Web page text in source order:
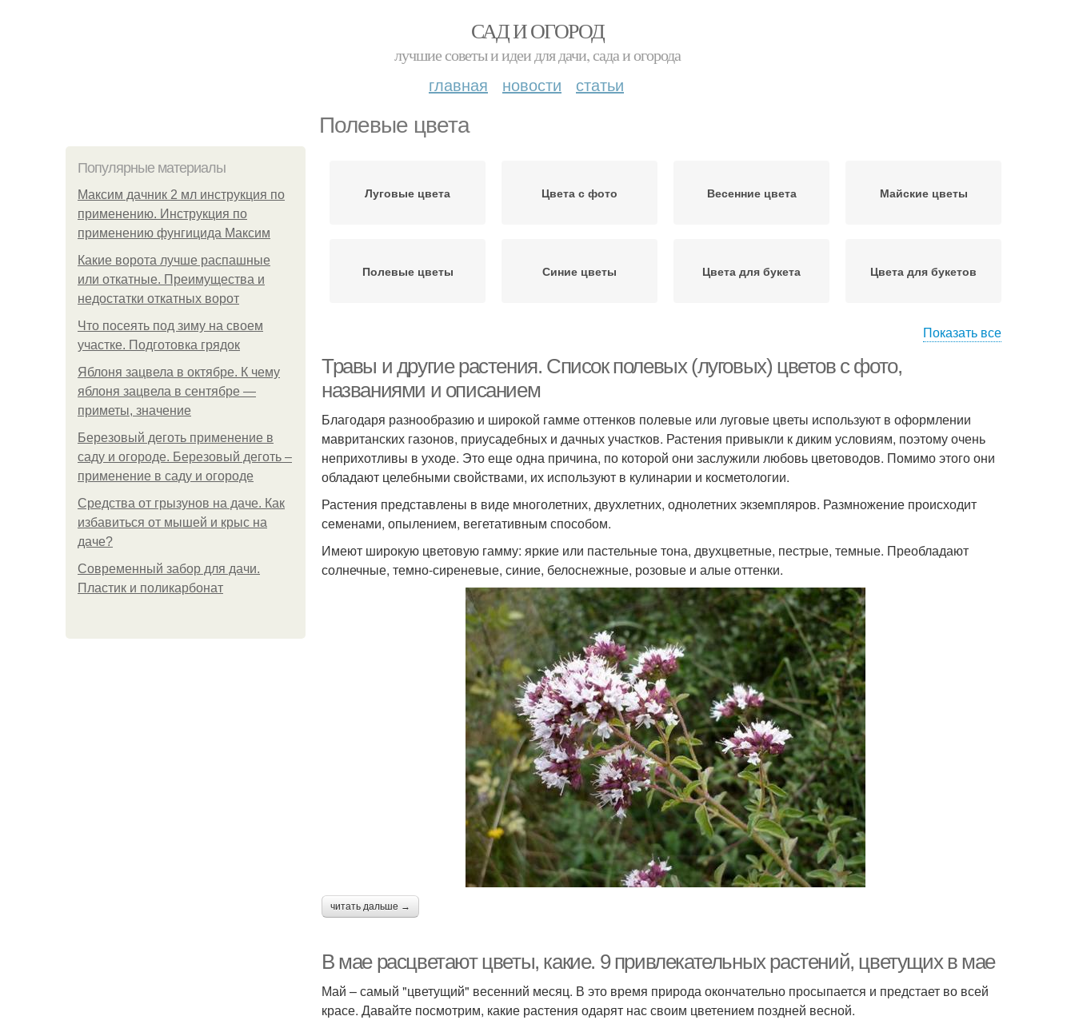
САД И ОГОРОД
лучшие советы и идеи для дачи, сада и огорода
главная новости статьи
Полевые цвета
Популярные материалы
Максим дачник 2 мл инструкция по
применению. Инструкция по
применению фунгицида Максим
Какие ворота лучше распашные
или откатные. Преимущества и
недостатки откатных ворот
Что посеять под зиму на своем
участке. Подготовка грядок
Яблоня зацвела в октябре. К чему
яблоня зацвела в сентябре —
приметы, значение
Березовый деготь применение в
саду и огороде. Березовый деготь –
применение в саду и огороде
Средства от грызунов на даче. Как
избавиться от мышей и крыс на
даче?
Современный забор для дачи.
Пластик и поликарбонат
Луговые цвета Цвета с фото Весенние цвета Майские цветы
Полевые цветы Синие цветы Цвета для букета Цвета для букетов
Показать все
Травы и другие растения. Список полевых (луговых) цветов с фото,
названиями и описанием
Благодаря разнообразию и широкой гамме оттенков полевые или луговые цветы используют в оформлении
мавританских газонов, приусадебных и дачных участков. Растения привыкли к диким условиям, поэтому очень
неприхотливы в уходе. Это еще одна причина, по которой они заслужили любовь цветоводов. Помимо этого они
обладают целебными свойствами, их используют в кулинарии и косметологии.
Растения представлены в виде многолетних, двухлетних, однолетних экземпляров. Размножение происходит
семенами, опылением, вегетативным способом.
Имеют широкую цветовую гамму: яркие или пастельные тона, двухцветные, пестрые, темные. Преобладают
солнечные, темно-сиреневые, синие, белоснежные, розовые и алые оттенки.
читать дальше →
В мае расцветают цветы, какие. 9 привлекательных растений, цветущих в мае
Май – самый "цветущий" весенний месяц. В это время природа окончательно просыпается и предстает во всей
красе. Давайте посмотрим, какие растения одарят нас своим цветением поздней весной.